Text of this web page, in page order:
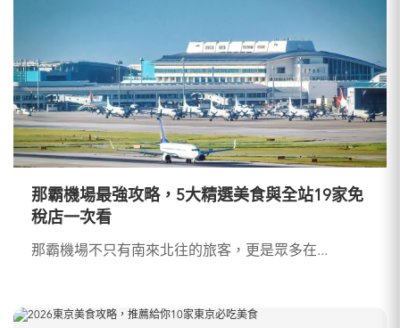
那霸機場最強攻略，5大精選美食與全站19家免
稅店一次看
那霸機場不只有南來北往的旅客，更是眾多在...